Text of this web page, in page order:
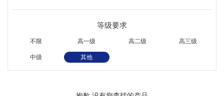
等级要求
不限 高一级 高二级 高三级
中级 其他